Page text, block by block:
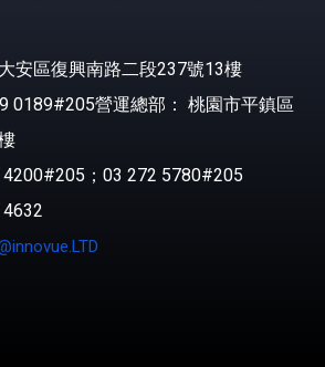
安區復興南路二段237號13樓
營運總部： 桃園市平鎮區
；03 272 5780#205